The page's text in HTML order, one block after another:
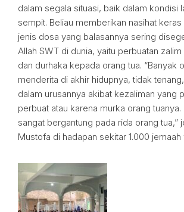
dalam segala situasi, baik dalam kondisi
sempit. Beliau memberikan nasihat
jenis dosa yang balasannya sering
Allah SWT di dunia, yaitu perbuatan
dan durhaka kepada orang tua. “Banyak
menderita di akhir hidupnya, tidak
dalam urusannya akibat kezaliman yang
perbuat atau karena murka orang tuanya.
sangat bergantung pada rida orang tua,”
Mustofa di hadapan sekitar 1.000 jemaah